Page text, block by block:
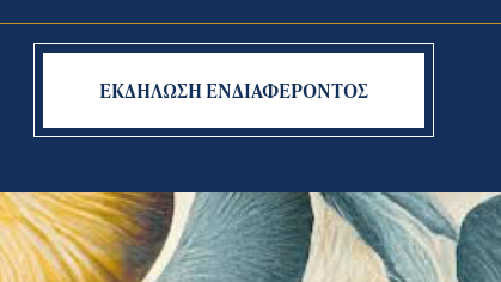
ΕΚΔΗΛΩΣΗ ΕΝΔΙΑΦΕΡΟΝΤΟΣ